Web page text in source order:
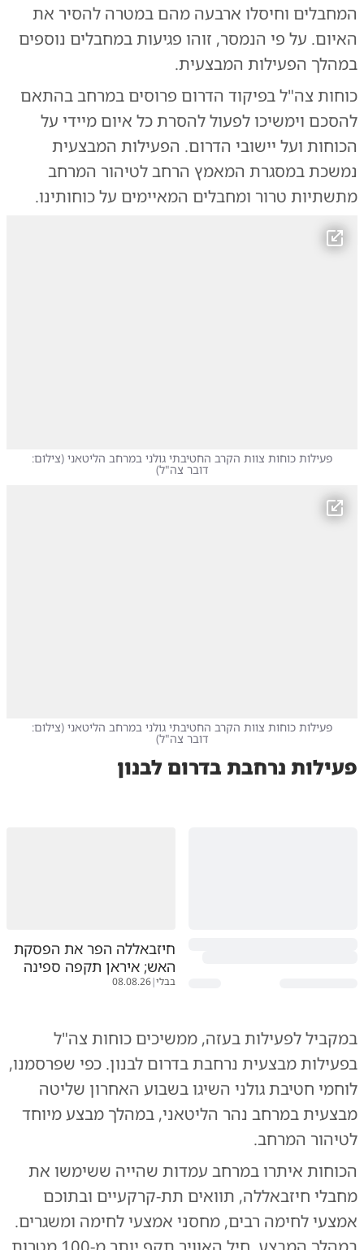
המחבלים וחיסלו ארבעה מהם במטרה להסיר את
האיום. על פי הנמסר, זוהו פגיעות במחבלים נוספים
במהלך הפעילות המבצעית.
כוחות צה"ל בפיקוד הדרום פרוסים במרחב בהתאם
להסכם וימשיכו לפעול להסרת כל איום מיידי על
הכוחות ועל יישובי הדרום. הפעילות המבצעית
נמשכת במסגרת המאמץ הרחב לטיהור המרחב
מתשתיות טרור ומחבלים המאיימים על כוחותינו.
פעילות כוחות צוות הקרב החטיבתי גולני במרחב הליטאני (צילום:
דובר צה"ל)
פעילות כוחות צוות הקרב החטיבתי גולני במרחב הליטאני (צילום:
דובר צה"ל)
פעילות נרחבת בדרום לבנון
חיזבאללה הפר את הפסקת
האש; איראן תקפה ספינה
בבלי|
08.08.26
במקביל לפעילות בעזה, ממשיכים כוחות צה"ל
בפעילות מבצעית נרחבת בדרום לבנון. כפי שפרסמנו,
לוחמי חטיבת גולני השיגו בשבוע האחרון שליטה
מבצעית במרחב נהר הליטאני, במהלך מבצע מיוחד
לטיהור המרחב.
הכוחות איתרו במרחב עמדות שהייה ששימשו את
מחבלי חיזבאללה, תוואים תת-קרקעיים ובתוכם
אמצעי לחימה רבים, מחסני אמצעי לחימה ומשגרים.